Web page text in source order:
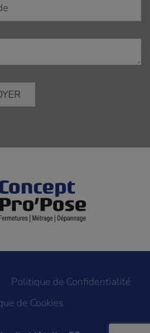
Politique de Confidentialité
de Cookies